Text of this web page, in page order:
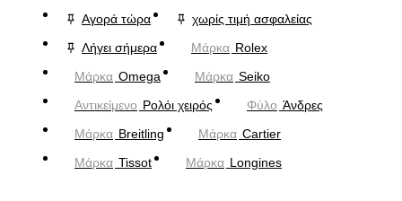
Αγορά τώρα
χωρίς τιμή ασφαλείας
Λήγει σήμερα
Μάρκα Rolex
Μάρκα Omega Μάρκα Seiko
Αντικείμενο Ρολόι χειρός Φύλο Άνδρες
Μάρκα Breitling Μάρκα Cartier
Μάρκα Tissot Μάρκα Longines